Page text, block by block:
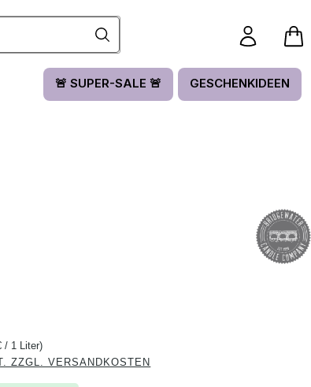
🚨 SUPER-SALE 🚨 GESCHENKIDEEN
/ 1 Liter)
ZZGL. VERSANDKOSTEN